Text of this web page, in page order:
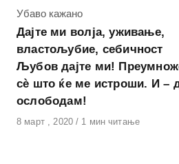
КАтегорија
Убаво кажано
Дајте ми волја, уживање,
властољубие, себичност
Љубов дајте ми!
сѐ што ќе ме истроши. И –
ослободам!
Објавено
8 март , 2020 1 мин читање